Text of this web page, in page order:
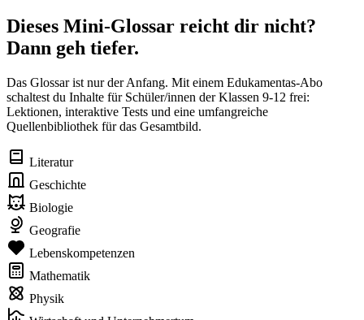
Dieses Mini-Glossar reicht dir nicht?
Dann geh tiefer.
Das Glossar ist nur der Anfang. Mit einem Edukamentas-Abo
schaltest du Inhalte für Schüler/innen der Klassen 9-12 frei:
Lektionen, interaktive Tests und eine umfangreiche
Quellenbibliothek für das Gesamtbild.
Literatur
Geschichte
Biologie
Geografie
Lebenskompetenzen
Mathematik
Physik